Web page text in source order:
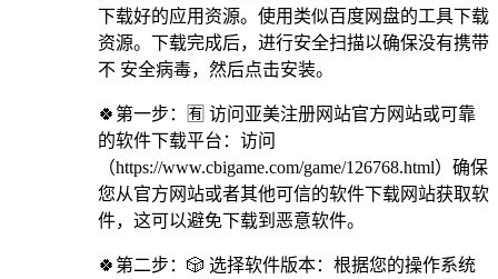
下载好的应用资源。使用类似百度网盘的工具下载
资源。下载完成后，进行安全扫描以确保没有携带
不 安全病毒，然后点击安装。
🍀第一步：🈶 访问亚美注册网站官方网站或可靠
的软件下载平台：访问
（https://www.cbigame.com/game/126768.html）确保
您从官方网站或者其他可信的软件下载网站获取软
件，这可以避免下载到恶意软件。
🍀第二步：🎲 选择软件版本：根据您的操作系统